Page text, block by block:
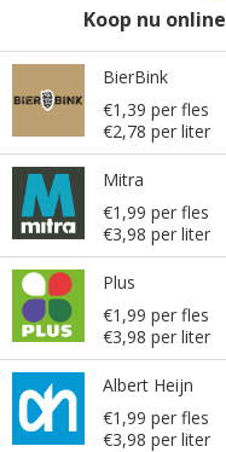
Koop nu online
BierBink
€1,39 per fles
€2,78 per liter
Mitra
€1,99 per fles
€3,98 per liter
Plus
€1,99 per fles
€3,98 per liter
Albert Heijn
€1,99 per fles
€3,98 per liter